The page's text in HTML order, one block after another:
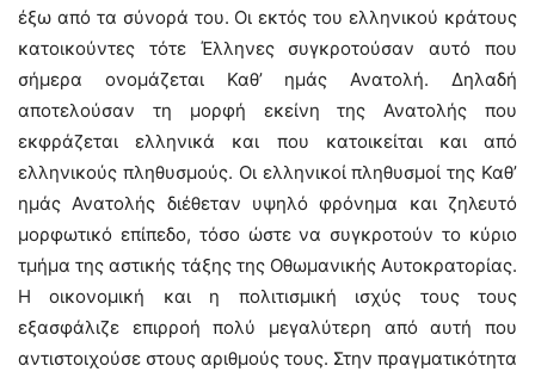
έξω από τα σύνορά του. Οι εκτός του ελληνικού κράτους
κατοικούντες τότε Έλληνες συγκροτούσαν αυτό που
σήμερα ονομάζεται Καθ’ ημάς Ανατολή. Δηλαδή
αποτελούσαν τη μορφή εκείνη της Ανατολής που
εκφράζεται ελληνικά και που κατοικείται και από
ελληνικούς πληθυσμούς. Οι ελληνικοί πληθυσμοί της Καθ’
ημάς Ανατολής διέθεταν υψηλό φρόνημα και ζηλευτό
μορφωτικό επίπεδο, τόσο ώστε να συγκροτούν το κύριο
τμήμα της αστικής τάξης της Οθωμανικής Αυτοκρατορίας.
Η οικονομική και η πολιτισμική ισχύς τους τους
εξασφάλιζε επιρροή πολύ μεγαλύτερη από αυτή που
αντιστοιχούσε στους αριθμούς τους. Στην πραγματικότητα